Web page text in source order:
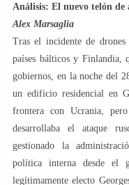
Análisis: El nuevo telón
Alex Marsaglia
Tras el incidente de
países bálticos y Finlandia,
gobiernos, en la noche del
un edificio residencial en
frontera con Ucrania,
desarrollaba el ataque
gestionado la
política interna desde el
legítimamente electo